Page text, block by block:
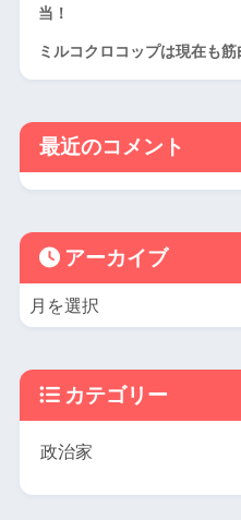
当！
ミルコクロコップは現在も
最近のコメント
アーカイブ
カテゴリー